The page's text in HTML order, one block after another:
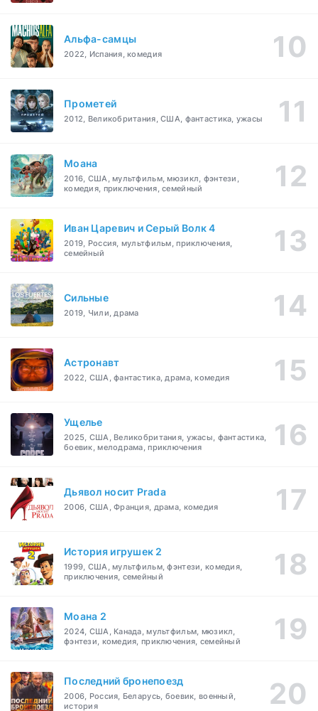
Альфа-самцы
2022, Испания, комедия
Прометей
2012, Великобритания, США, фантастика, ужасы
Моана
2016, США, мультфильм, мюзикл, фэнтези,
комедия, приключения, семейный
Иван Царевич и Серый Волк 4
2019, Россия, мультфильм, приключения,
семейный
Сильные
2019, Чили, драма
Астронавт
2022, США, фантастика, драма, комедия
Ущелье
2025, США, Великобритания, ужасы, фантастика,
боевик, мелодрама, приключения
Дьявол носит Prada
2006, США, Франция, драма, комедия
История игрушек 2
1999, США, мультфильм, фэнтези, комедия,
приключения, семейный
Моана 2
2024, США, Канада, мультфильм, мюзикл,
фэнтези, комедия, приключения, семейный
Последний бронепоезд
2006, Россия, Беларусь, боевик, военный,
история